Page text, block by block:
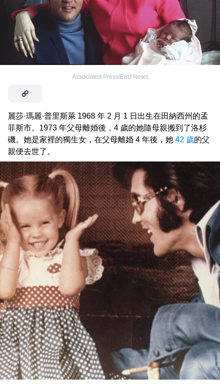
Associated Press/East News
麗莎·瑪麗·普里斯萊 1968 年 2 月 1 日出生在田納西州的孟
菲斯市。1973 年父母離婚後，4 歲的她隨母親搬到了洛杉
磯。她是家裡的獨生女，在父母離婚 4 年後，她 42 歲的父
親便去世了。